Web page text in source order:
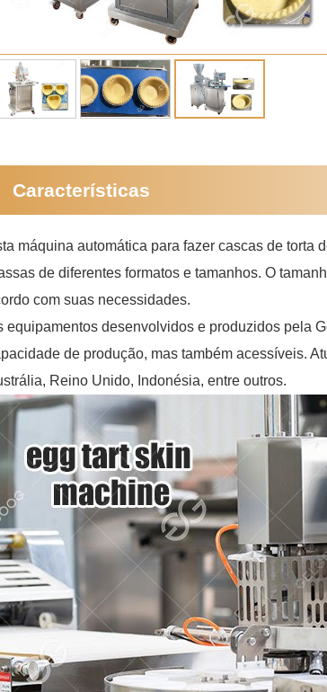
Características
máquina automática para fazer cascas de torta
de diferentes formatos e tamanhos. O
com suas necessidades.
equipamentos desenvolvidos e produzidos pela
de produção, mas também acessíveis.
Reino Unido, Indonésia, entre outros.